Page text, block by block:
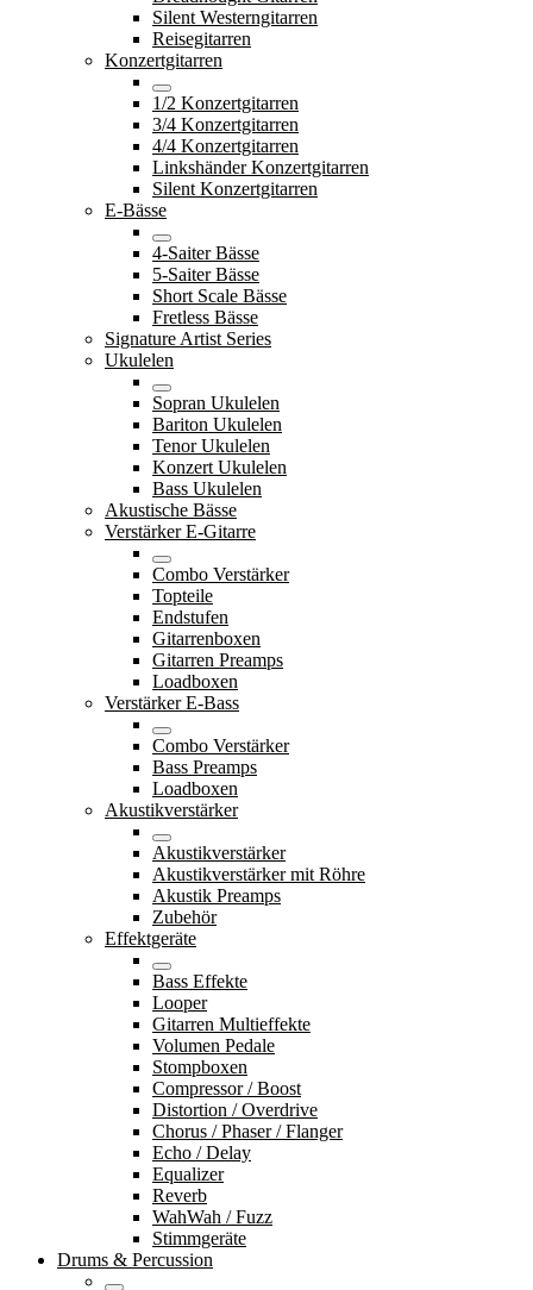
Silent Westerngitarren
Reisegitarren
Konzertgitarren
1/2 Konzertgitarren
3/4 Konzertgitarren
4/4 Konzertgitarren
Linkshänder Konzertgitarren
Silent Konzertgitarren
E-Bässe
4-Saiter Bässe
5-Saiter Bässe
Short Scale Bässe
Fretless Bässe
Signature Artist Series
Ukulelen
Sopran Ukulelen
Bariton Ukulelen
Tenor Ukulelen
Konzert Ukulelen
Bass Ukulelen
Akustische Bässe
Verstärker E-Gitarre
Combo Verstärker
Topteile
Endstufen
Gitarrenboxen
Gitarren Preamps
Loadboxen
Verstärker E-Bass
Combo Verstärker
Bass Preamps
Loadboxen
Akustikverstärker
Akustikverstärker
Akustikverstärker mit Röhre
Akustik Preamps
Zubehör
Effektgeräte
Bass Effekte
Looper
Gitarren Multieffekte
Volumen Pedale
Stompboxen
Compressor / Boost
Distortion / Overdrive
Chorus / Phaser / Flanger
Echo / Delay
Equalizer
Reverb
WahWah / Fuzz
Stimmgeräte
Drums & Percussion